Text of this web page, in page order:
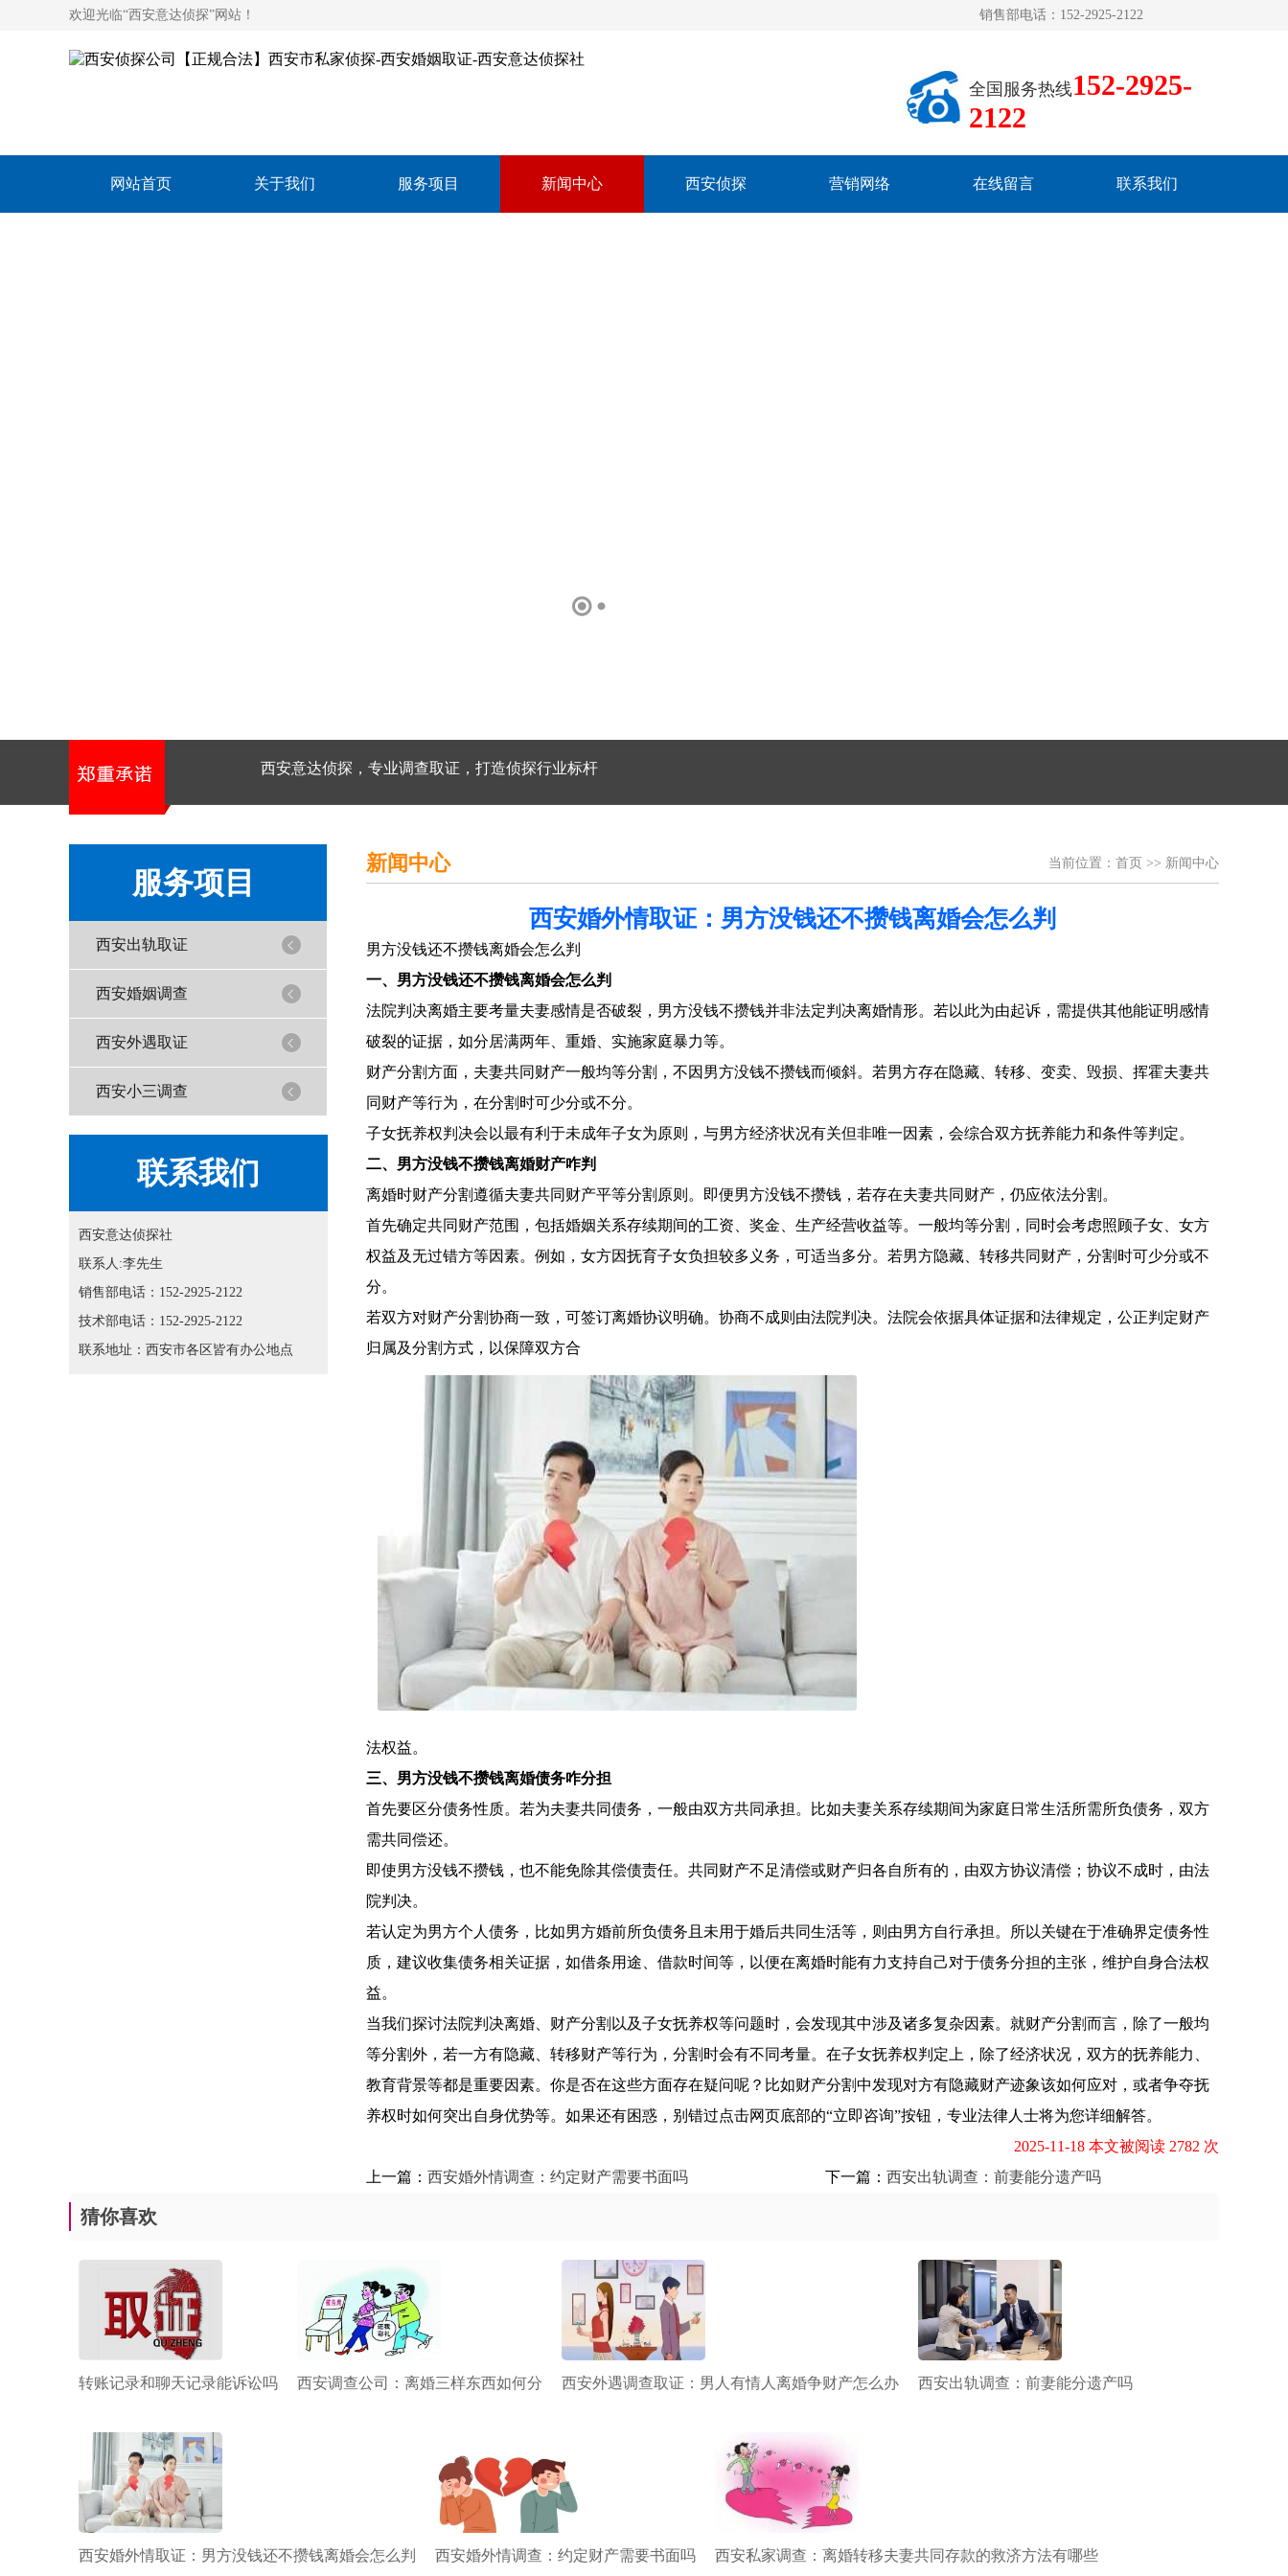
欢迎光临“西安意达侦探”网站！ 销售部电话：152-2925-2122
全国服务热线152-2925-
2122
网站首页 关于我们 服务项目 新闻中心 西安侦探 营销网络 在线留言 联系我们
西安意达侦探，专业调查取证，打造侦探行业标杆
服务项目
西安出轨取证
西安婚姻调查
西安外遇取证
西安小三调查
联系我们
西安意达侦探社
联系人:李先生
销售部电话：152-2925-2122
技术部电话：152-2925-2122
联系地址：西安市各区皆有办公地点
新闻中心 当前位置： 首页 >> 新闻中心
西安婚外情取证：男方没钱还不攒钱离婚会怎么判
男方没钱还不攒钱离婚会怎么判
一、男方没钱还不攒钱离婚会怎么判
法院判决离婚主要考量夫妻感情是否破裂，男方没钱不攒钱并非法定判决离婚情形。若以此为由起诉，需提供其他能证明感情
破裂的证据，如分居满两年、重婚、实施家庭暴力等。
财产分割方面，夫妻共同财产一般均等分割，不因男方没钱不攒钱而倾斜。若男方存在隐藏、转移、变卖、毁损、挥霍夫妻共
同财产等行为，在分割时可少分或不分。
子女抚养权判决会以最有利于未成年子女为原则，与男方经济状况有关但非唯一因素，会综合双方抚养能力和条件等判定。
二、男方没钱不攒钱离婚财产咋判
离婚时财产分割遵循夫妻共同财产平等分割原则。即便男方没钱不攒钱，若存在夫妻共同财产，仍应依法分割。
首先确定共同财产范围，包括婚姻关系存续期间的工资、奖金、生产经营收益等。一般均等分割，同时会考虑照顾子女、女方
权益及无过错方等因素。例如，女方因抚育子女负担较多义务，可适当多分。若男方隐藏、转移共同财产，分割时可少分或不
分。
若双方对财产分割协商一致，可签订离婚协议明确。协商不成则由法院判决。法院会依据具体证据和法律规定，公正判定财产
归属及分割方式，以保障双方合
法权益。
三、男方没钱不攒钱离婚债务咋分担
首先要区分债务性质。若为夫妻共同债务，一般由双方共同承担。比如夫妻关系存续期间为家庭日常生活所需所负债务，双方
需共同偿还。
即使男方没钱不攒钱，也不能免除其偿债责任。共同财产不足清偿或财产归各自所有的，由双方协议清偿；协议不成时，由法
院判决。
若认定为男方个人债务，比如男方婚前所负债务且未用于婚后共同生活等，则由男方自行承担。所以关键在于准确界定债务性
质，建议收集债务相关证据，如借条用途、借款时间等，以便在离婚时能有力支持自己对于债务分担的主张，维护自身合法权
益。
当我们探讨法院判决离婚、财产分割以及子女抚养权等问题时，会发现其中涉及诸多复杂因素。就财产分割而言，除了一般均
等分割外，若一方有隐藏、转移财产等行为，分割时会有不同考量。在子女抚养权判定上，除了经济状况，双方的抚养能力、
教育背景等都是重要因素。你是否在这些方面存在疑问呢？比如财产分割中发现对方有隐藏财产迹象该如何应对，或者争夺抚
养权时如何突出自身优势等。如果还有困惑，别错过点击网页底部的“立即咨询”按钮，专业法律人士将为您详细解答。
2025-11-18 本文被阅读 2782 次
上一篇： 西安婚外情调查：约定财产需要书面吗 下一篇： 西安出轨调查：前妻能分遗产吗
猜你喜欢
转账记录和聊天记录能诉讼吗 西安调查公司：离婚三样东西如何分 西安外遇调查取证：男人有情人离婚争财产怎么办 西安出轨调查：前妻能分遗产吗
西安婚外情取证：男方没钱还不攒钱离婚会怎么判 西安婚外情调查：约定财产需要书面吗 西安私家调查：离婚转移夫妻共同存款的救济方法有哪些